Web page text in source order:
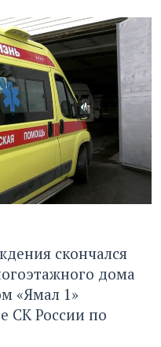
скончался
дома
«Ямал 1»
СК России по